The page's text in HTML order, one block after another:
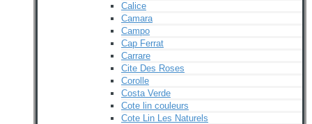
Calice
Camara
Campo
Cap Ferrat
Carrare
Cite Des Roses
Corolle
Costa Verde
Cote lin couleurs
Cote Lin Les Naturels